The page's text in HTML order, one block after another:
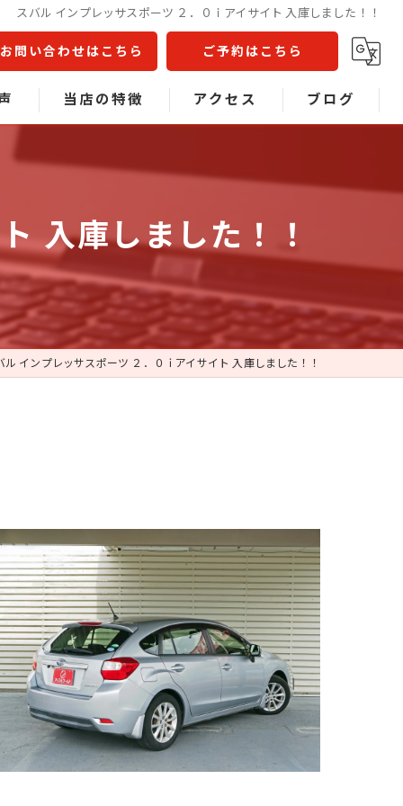
スバル インプレッサスポーツ ２．０ｉアイサイト 入庫しました！！
お問い合わせはこちら ご予約はこちら
当店の特徴
不動車
中古車販売
板金塗装
アクセス ブログ
入庫しました！！
ル インプレッサスポーツ ２．０ｉアイサイト 入庫しました！！